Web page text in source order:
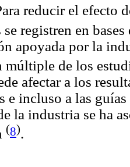
reducir el efecto
se registren en
apoyada por la
múltiple de los
afectar a los
e incluso a las
la industria se ha
(8).